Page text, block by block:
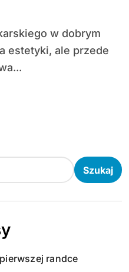
estetyki, ale przede
Szukaj
randce